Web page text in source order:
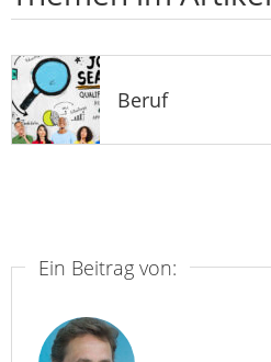
Beruf
Ein Beitrag von: